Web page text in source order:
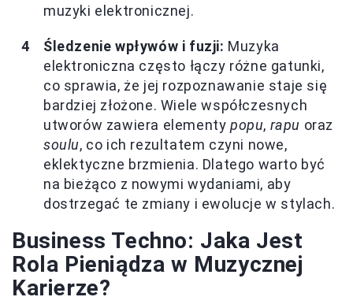
muzyki elektronicznej.
Śledzenie wpływów i fuzji: Muzyka
elektroniczna często łączy różne gatunki,
co sprawia, że jej rozpoznawanie staje się
bardziej złożone. Wiele współczesnych
utworów zawiera elementypopu, rapu oraz
soulu, co ich rezultatem czyni nowe,
eklektyczne brzmienia. Dlatego warto być
na bieżąco z nowymi wydaniami, aby
dostrzegać te zmiany i ewolucje w stylach.
Business Techno: Jaka Jest
Rola Pieniądza w Muzycznej
Karierze?